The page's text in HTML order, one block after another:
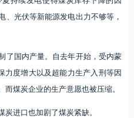
、光伏等新能源发电出力不够等，
了国内产量。自去年开始，受内蒙
力度增大以及超能力生产入刑等因
煤炭企业的生产意愿也被压缩。
进口也加剧了煤炭紧缺。